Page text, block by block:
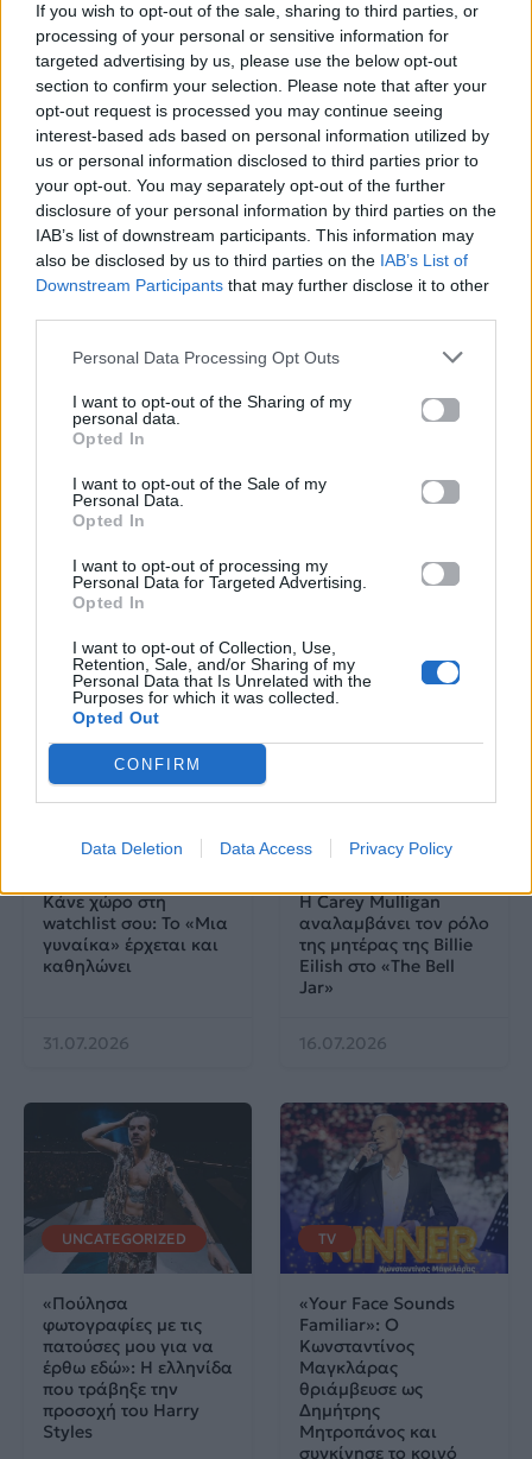
If you wish to opt-out of the sale, sharing to third parties, or
processing of your personal or sensitive information for
targeted advertising by us, please use the below opt-out
section to confirm your selection. Please note that after your
opt-out request is processed you may continue seeing
interest-based ads based on personal information utilized by
us or personal information disclosed to third parties prior to
your opt-out. You may separately opt-out of the further
disclosure of your personal information by third parties on the
IAB’s list of downstream participants. This information may
also be disclosed by us to third parties on the IAB’s List of
Downstream Participants that may further disclose it to other
Personal Data Processing Opt Outs
I want to opt-out of the Sharing of my
personal data.
Opted In
I want to opt-out of the Sale of my
Personal Data.
Opted In
I want to opt-out of processing my
Personal Data for Targeted Advertising.
Opted In
I want to opt-out of Collection, Use,
Retention, Sale, and/or Sharing of my
Personal Data that Is Unrelated with the
Purposes for which it was collected.
Opted Out
CONFIRM
Data Deletion Data Access Privacy Policy
με reggae – Το
άλμπουμ-έκπληξη
20.04.2026
μπαμπάδες
αντιμέτωποι με
απρόσμενες
εκπλήξεις στο
επεισόδιο της
Δευτέρας 20/4
20.04.2026
Ελλήνων
Καλλιτεχνών
και σημαντικές στιγμές
μουσική σκηνή
Δες επίσης
Κάνε χώρο στη
watchlist σου: Το «Μια
γυναίκα» έρχεται και
καθηλώνει
31.07.2026
UNCATEGORIZED
Η Carey Mulligan
αναλαμβάνει τον ρόλο
της μητέρας της Billie
Eilish στο «The Bell
Jar»
16.07.2026
UNCATEGORIZED
«Πούλησα
φωτογραφίες με τις
πατούσες μου για να
έρθω εδώ»: Η ελληνίδα
που τράβηξε την
προσοχή του Harry
Styles
TV
«Your Face Sounds
Familiar»: Ο
Κωνσταντίνος
Μαγκλάρας
θριάμβευσε ως
Δημήτρης
Μητροπάνος και
συγκίνησε το κοινό